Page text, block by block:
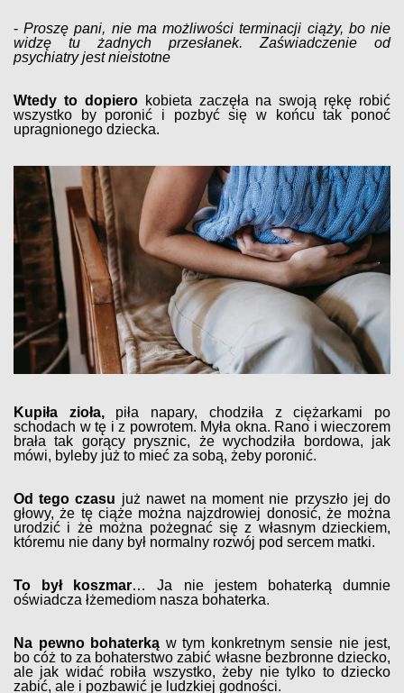
-Proszę pani, nie ma możliwości terminacji ciąży, bo nie
widzę tu żadnych przesłanek. Zaświadczenie od
psychiatry jest nieistotne
Wtedy to dopierokobieta zaczęła na swoją rękę robić
wszystko by poronić i pozbyć się w końcu tak ponoć
upragnionego dziecka.
Kupiła zioła,piła napary, chodziła z ciężarkami po
schodach w tę i z powrotem. Myła okna. Rano i wieczorem
brała tak gorący prysznic, że wychodziła bordowa, jak
mówi, byleby już to mieć za sobą, żeby poronić.
Od tego czasu już nawet na moment nie przyszło jej do
głowy, że tę ciąże można najzdrowiej donosić, że można
urodzić i że można pożegnać się z własnym dzieckiem,
któremu nie dany był normalny rozwój pod sercem matki.
To był koszmar… Ja nie jestem bohaterką dumnie
oświadcza łżemediom nasza bohaterka.
Na pewno bohaterką w tym konkretnym sensie nie jest,
bo cóż to za bohaterstwo zabić własne bezbronne dziecko,
ale jak widać robiła wszystko, żeby nie tylko to dziecko
zabić, ale i pozbawić je ludzkiej godności.